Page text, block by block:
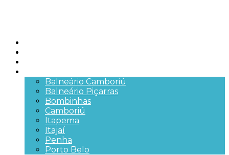
Balneário Camboriú
Balneário Piçarras
Bombinhas
Camboriú
Itapema
Itajaí
Penha
Porto Belo